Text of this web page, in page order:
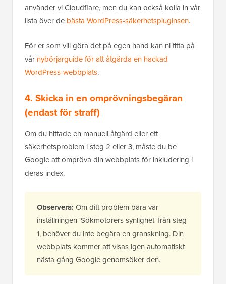
använder vi Cloudflare, men du kan också kolla in vår
lista över de bästa WordPress-säkerhetspluginsen.
För er som vill göra det på egen hand kan ni titta på
vår nybörjarguide för att åtgärda en hackad
WordPress-webbplats.
4. Skicka in en omprövningsbegäran
(endast för straff)
Om du hittade en manuell åtgärd eller ett
säkerhetsproblem i steg 2 eller 3, måste du be
Google att ompröva din webbplats för inkludering i
deras index.
Observera: Om ditt problem bara var
inställningen 'Sökmotorers synlighet' från steg
1, behöver du inte begära en granskning. Din
webbplats kommer att visas igen automatiskt
nästa gång Google genomsöker den.